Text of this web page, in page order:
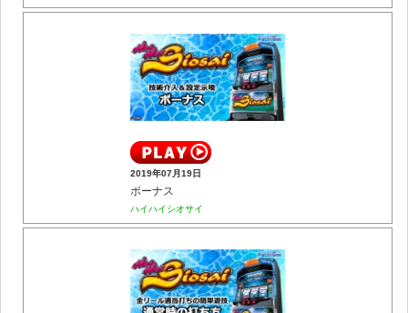
2019年07月19日
ボーナス
ハイハイシオサイ